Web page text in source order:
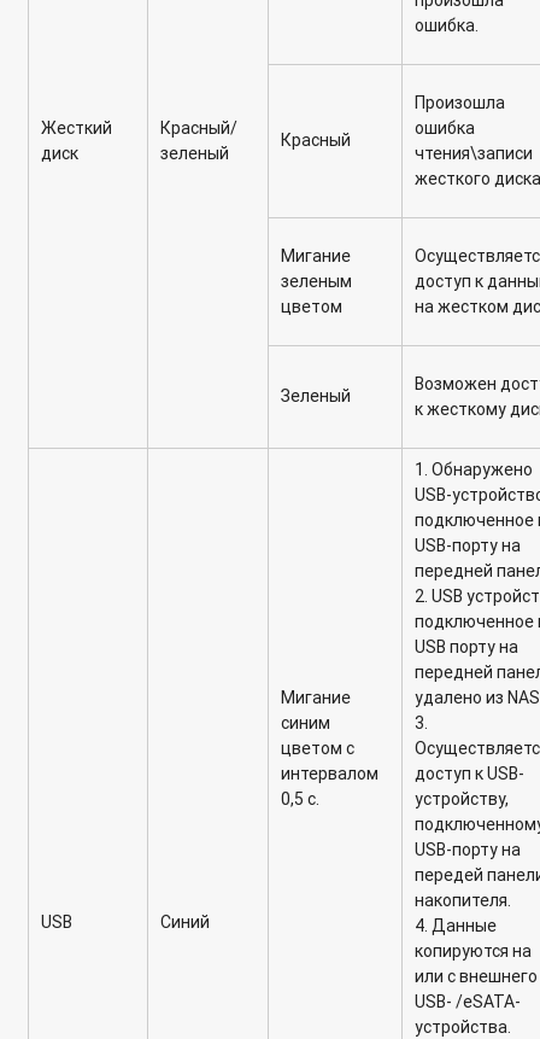
Жесткий
диск
Красный/
зеленый
ошибка.
Красный
Произошла
ошибка
чтения\записи
жесткого
Мигание
зеленым
цветом
доступ к
на жестком
Зеленый
Возможен
к жесткому
USB Синий
Мигание
синим
цветом с
интервалом
0,5 с.
1. Обнаружено
USB-
подключенное
USB-порту на
передней
2. USB
подключенное
USB порту на
передней
удалено из
3.
доступ к USB-
устройству,
USB-порту на
передей
накопителя.
4. Данные
копируются на
или с внешнего
USB- /eSATA-
устройства.